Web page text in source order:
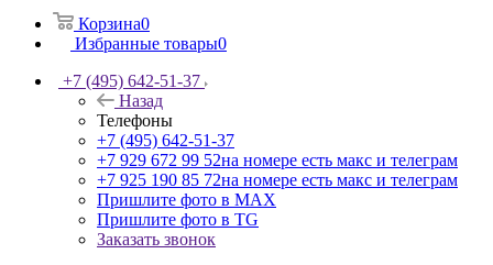
Корзина0
Избранные товары0
+7 (495) 642-51-37
Назад
Телефоны
+7 (495) 642-51-37
+7 929 672 99 52на номере есть макс и телеграм
+7 925 190 85 72на номере есть макс и телеграм
Пришлите фото в MAX
Пришлите фото в TG
Заказать звонок